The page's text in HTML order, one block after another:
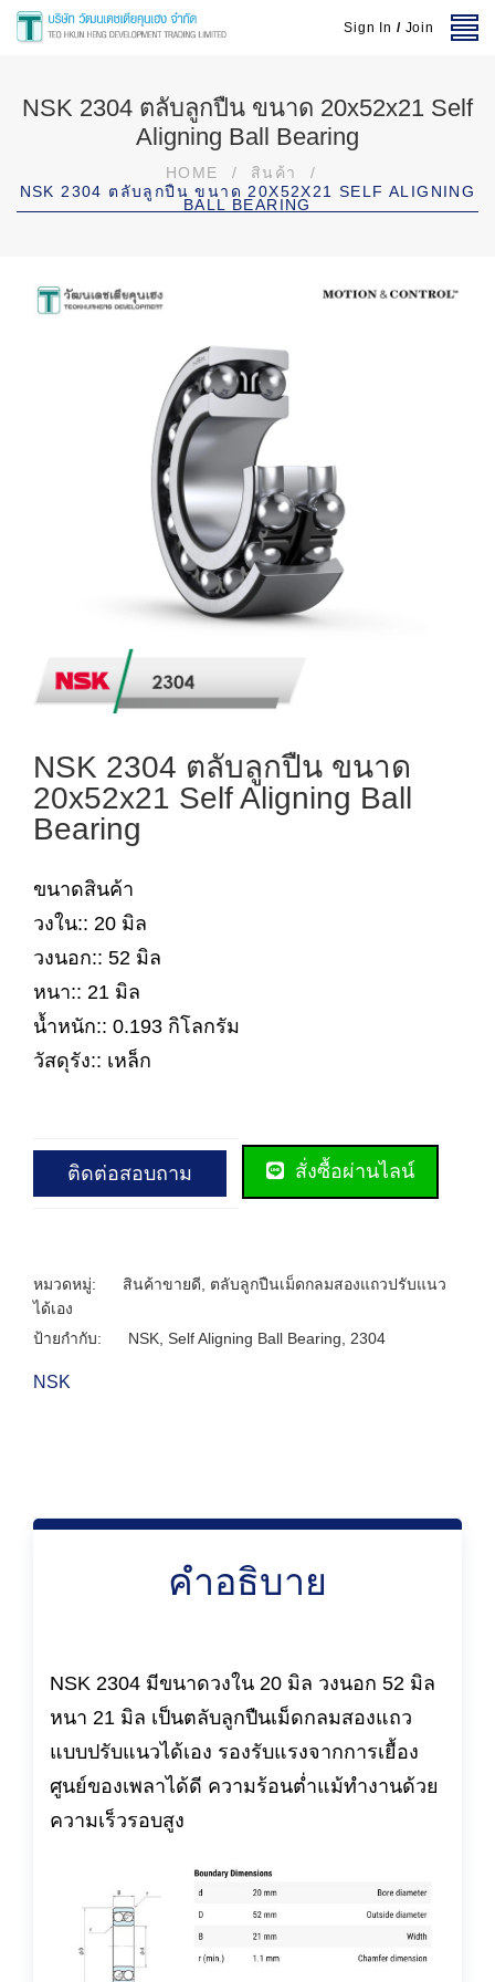
Sign In / Join
NSK 2304 ตลับลูกปืน ขนาด 20x52x21 Self
Aligning Ball Bearing
HOME / สินค้า
/
NSK 2304 ตลับลูกปืน ขนาด 20X52X21 SELF ALIGNING
BALL BEARING
NSK 2304 ตลับลูกปืน ขนาด
20x52x21 Self Aligning Ball
Bearing
ขนาดสินค้า
วงใน:: 20 มิล
วงนอก:: 52 มิล
หนา:: 21 มิล
น้ำหนัก:: 0.193 กิโลกรัม
วัสดุรัง:: เหล็ก
ติดต่อสอบถาม สั่งซื้อผ่านไลน์
หมวดหมู่: สินค้าขายดี
ตลับลูกปืนเม็ดกลมสองแถวปรับแนว
ได้เอง
ป้ายกำกับ:
NSK Self Aligning Ball Bearing 2304
NSK
คำอธิบาย
NSK 2304 มีขนาดวงใน 20 มิล วงนอก 52 มิล
หนา 21 มิล เป็นตลับลูกปืนเม็ดกลมสองแถว
แบบปรับแนวได้เอง รองรับแรงจากการเยื้อง
ศูนย์ของเพลาได้ดี ความร้อนต่ำแม้ทำงานด้วย
ความเร็วรอบสูง